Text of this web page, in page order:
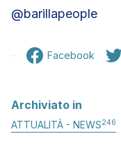
@barillapeople
Facebook
Archiviato in
ATTUALITÀ - NEWS246